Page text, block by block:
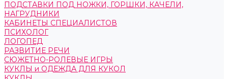
ПОДСТАВКИ ПОД НОЖКИ, ГОРШКИ, КАЧЕЛИ,
НАГРУДНИКИ
КАБИНЕТЫ СПЕЦИАЛИСТОВ
ПСИХОЛОГ
ЛОГОПЕД
РАЗВИТИЕ РЕЧИ
СЮЖЕТНО-РОЛЕВЫЕ ИГРЫ
КУКЛЫ и ОДЕЖДА ДЛЯ КУКОЛ